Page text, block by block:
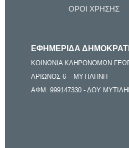
ΟΡΟΙ ΧΡΗΣΗΣ
ΕΦΗΜΕΡΙΔΑ
ΚΟΙΝΩΝΙΑ ΚΛΗΡΟΝΟΜΩΝ
ΑΡΙΩΝΟΣ 6 – ΜΥΤΙΛΗΝΗ
ΑΦΜ: 999147330 - ΔΟΥ